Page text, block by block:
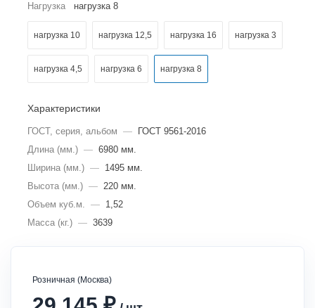
Нагрузка нагрузка 8
нагрузка 10 нагрузка 12,5 нагрузка 16 нагрузка 3
нагрузка 4,5 нагрузка 6 нагрузка 8
Характеристики
ГОСТ, серия, альбом —
ГОСТ 9561-2016
Длина (мм.) — 6980 мм.
Ширина (мм.) — 1495 мм.
Высота (мм.) — 220 мм.
Объем куб.м. — 1,52
Масса (кг.) — 3639
Розничная (Москва)